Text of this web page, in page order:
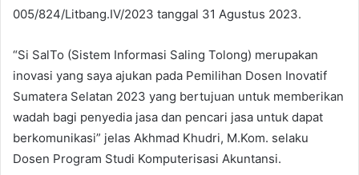
005/824/Litbang.IV/2023 tanggal 31 Agustus 2023.
“Si SalTo (Sistem Informasi Saling Tolong) merupakan
inovasi yang saya ajukan pada Pemilihan Dosen Inovatif
Sumatera Selatan 2023 yang bertujuan untuk memberikan
wadah bagi penyedia jasa dan pencari jasa untuk dapat
berkomunikasi” jelas Akhmad Khudri, M.Kom. selaku
Dosen Program Studi Komputerisasi Akuntansi.